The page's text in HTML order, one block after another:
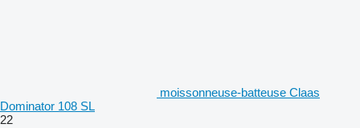
moissonneuse-batteuse Claas
Dominator 108 SL
22